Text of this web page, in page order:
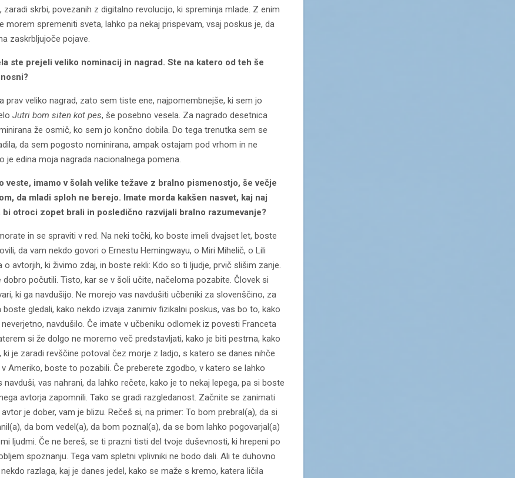
zaradi skrbi, povezanih z digitalno revolucijo, ki spreminja mlade. Z enim
morem spremeniti sveta, lahko pa nekaj prispevam, vsaj poskus je, da
zaskrbljujoče pojave.
ste prejeli veliko nominacij in nagrad. Ste na katero od teh še
prav veliko nagrad, zato sem tiste ene, najpomembnejše, ki sem jo
Jutri bom siten kot pes, še posebno vesela. Za nagrado desetnica
že osmič, ko sem jo končno dobila. Do tega trenutka sem se
da sem pogosto nominirana, ampak ostajam pod vrhom in ne
je edina moja nagrada nacionalnega pomena.
veste, imamo v šolah velike težave z bralno pismenostjo, še večje
da mladi sploh ne berejo. Imate morda kakšen nasvet, kaj naj
bi otroci zopet brali in posledično razvijali bralno razumevanje?
in se spraviti v red. Na neki točki, ko boste imeli dvajset let, boste
da vam nekdo govori o Ernestu Hemingwayu, o Miri Mihelič, o Lili
o avtorjih, ki živimo zdaj, in boste rekli: Kdo so ti ljudje, prvič slišim zanje.
dobro počutili. Tisto, kar se v šoli učite, načeloma pozabite. Človek si
ki ga navdušijo. Ne morejo vas navdušiti učbeniki za slovenščino, za
boste gledali, kako nekdo izvaja zanimiv fizikalni poskus, vas bo to, kako
navdušilo. Če imate v učbeniku odlomek iz povesti Franceta
si že dolgo ne moremo več predstavljati, kako je biti pestrna, kako
ki je zaradi revščine potoval čez morje z ladjo, s katero se danes nihče
Ameriko, boste to pozabili. Če preberete zgodbo, v katero se lahko
navduši, vas nahrani, da lahko rečete, kako je to nekaj lepega, pa si boste
avtorja zapomnili. Tako se gradi razgledanost. Začnite se zanimati
je dober, vam je blizu. Rečeš si, na primer: To bom prebral(a), da si
da bom vedel(a), da bom poznal(a), da se bom lahko pogovarjal(a)
ljudmi. Če ne bereš, se ti prazni tisti del tvoje duševnosti, ki hrepeni po
spoznanju. Tega vam spletni vplivniki ne bodo dali. Ali te duhovno
razlaga, kaj je danes jedel, kako se maže s kremo, katera ličila